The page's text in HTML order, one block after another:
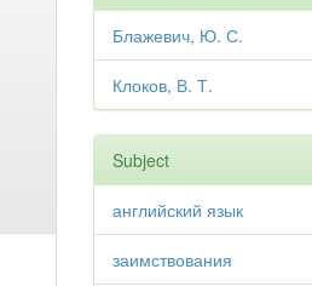
Блажевич, Ю. С.
Клоков, В. Т.
Subject
английский язык
заимствования